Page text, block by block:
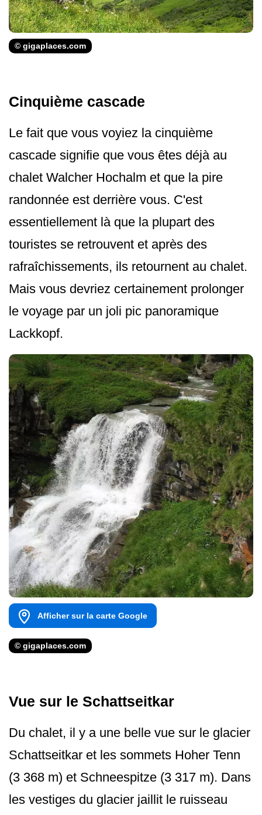
© gigaplaces.com
Cinquième cascade
Le fait que vous voyiez la cinquième
cascade signifie que vous êtes déjà au
chalet Walcher Hochalm et que la pire
randonnée est derrière vous. C'est
essentiellement là que la plupart des
touristes se retrouvent et après des
rafraîchissements, ils retournent au chalet.
Mais vous devriez certainement prolonger
le voyage par un joli pic panoramique
Lackkopf.
Afficher sur la carte Google
© gigaplaces.com
Vue sur le Schattseitkar
Du chalet, il y a une belle vue sur le glacier
Schattseitkar et les sommets Hoher Tenn
(3 368 m) et Schneespitze (3 317 m). Dans
les vestiges du glacier jaillit le ruisseau